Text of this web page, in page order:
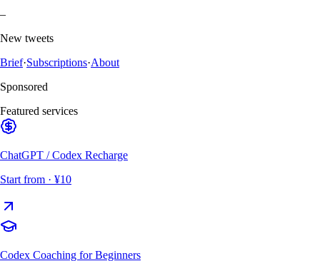
–
New tweets
Brief·Subscriptions·About
Sponsored
Featured services
ChatGPT / Codex Recharge
Start from · ¥10
Codex Coaching for Beginners